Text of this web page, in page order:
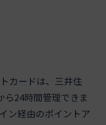
カードは、三井住
ら24時間管理できま
ン経由のポイントア